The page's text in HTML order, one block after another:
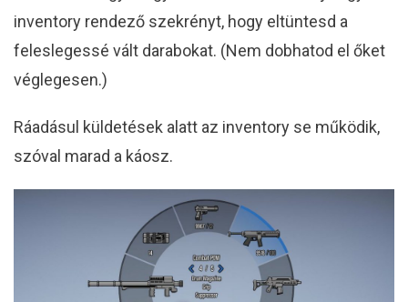
inventory rendező szekrényt, hogy eltüntesd a
feleslegessé vált darabokat. (Nem dobhatod el őket
véglegesen.)
Ráadásul küldetések alatt az inventory se működik,
szóval marad a káosz.